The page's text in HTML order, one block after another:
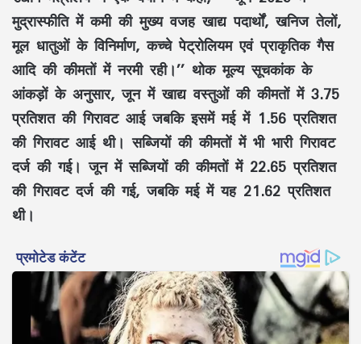
मुद्रास्फीति में कमी की मुख्य वजह खाद्य पदार्थों, खनिज तेलों,
मूल धातुओं के विनिर्माण, कच्चे पेट्रोलियम एवं प्राकृतिक गैस
आदि की कीमतों में नरमी रही।’’ थोक मूल्य सूचकांक के
आंकड़ों के अनुसार, जून में खाद्य वस्तुओं की कीमतों में 3.75
प्रतिशत की गिरावट आई जबकि इसमें मई में 1.56 प्रतिशत
की गिरावट आई थी। सब्जियों की कीमतों में भी भारी गिरावट
दर्ज की गई। जून में सब्जियों की कीमतों में 22.65 प्रतिशत
की गिरावट दर्ज की गई, जबकि मई में यह 21.62 प्रतिशत
थी।